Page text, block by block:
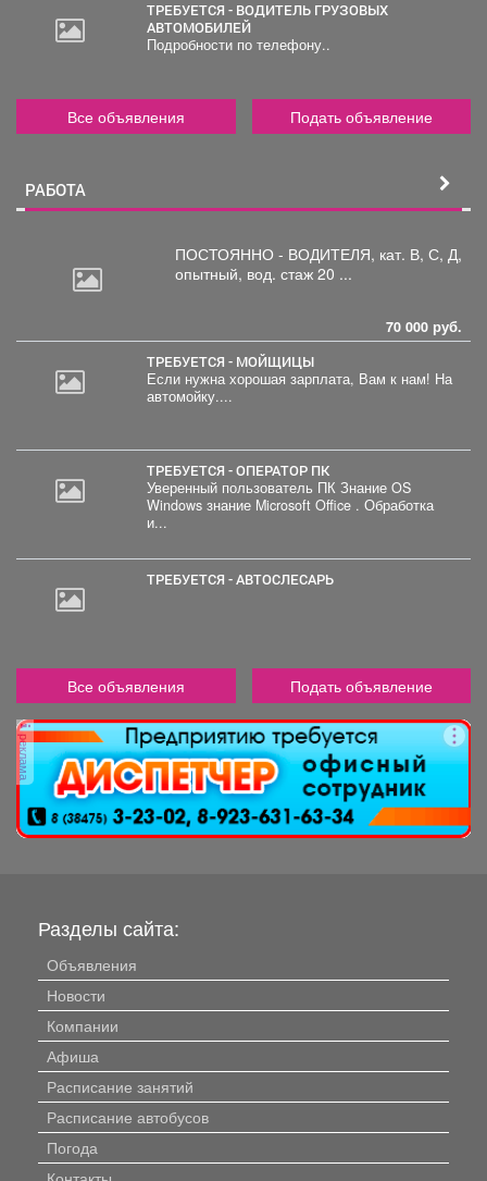
ТРЕБУЕТСЯ - ВОДИТЕЛЬ ГРУЗОВЫХ
АВТОМОБИЛЕЙ
Подробности по телефону..
Все объявления Подать объявление
РАБОТА
ПОСТОЯННО - ВОДИТЕЛЯ, кат. В, С, Д,
опытный, вод. стаж 20 ...
70 000 руб.
ТРЕБУЕТСЯ - МОЙЩИЦЫ
Если нужна хорошая зарплата, Вам к нам! На
автомойку....
ТРЕБУЕТСЯ - ОПЕРАТОР ПК
Уверенный пользователь ПК Знание OS
Windows знание Microsoft Office . Обработка
и...
ТРЕБУЕТСЯ - АВТОСЛЕСАРЬ
Все объявления Подать объявление
реклама
Разделы сайта:
Объявления
Новости
Компании
Афиша
Расписание занятий
Расписание автобусов
Погода